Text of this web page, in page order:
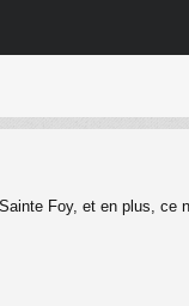
Foy, et en plus, ce